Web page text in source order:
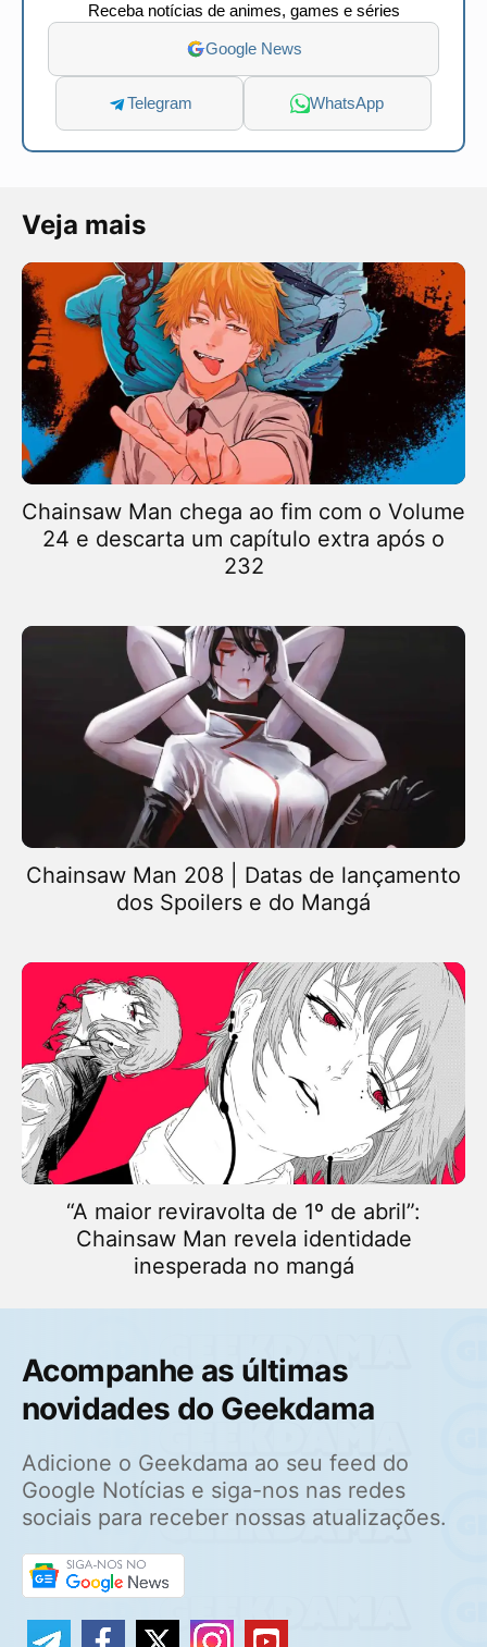
Receba notícias de animes, games e séries
Google News
Telegram WhatsApp
Veja mais
Chainsaw Man chega ao fim com o Volume
24 e descarta um capítulo extra após o
232
Chainsaw Man 208 | Datas de lançamento
dos Spoilers e do Mangá
“A maior reviravolta de 1º de abril”:
Chainsaw Man revela identidade
inesperada no mangá
Acompanhe as últimas
novidades do Geekdama
Adicione o Geekdama ao seu feed do
Google Notícias e siga-nos nas redes
sociais para receber nossas atualizações.